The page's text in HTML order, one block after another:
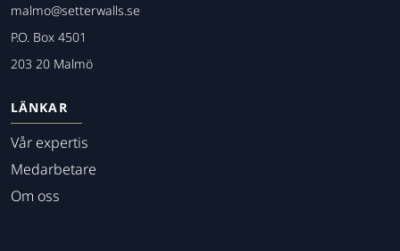
malmo@setterwalls.se
P.O. Box 4501
203 20 Malmö
LÄNKAR
Vår expertis
Medarbetare
Om oss